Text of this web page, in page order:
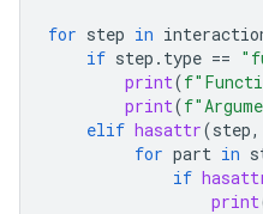
for step in
if step . type ==
print(f
print(f
elif hasattr(step,
for part in
if
print